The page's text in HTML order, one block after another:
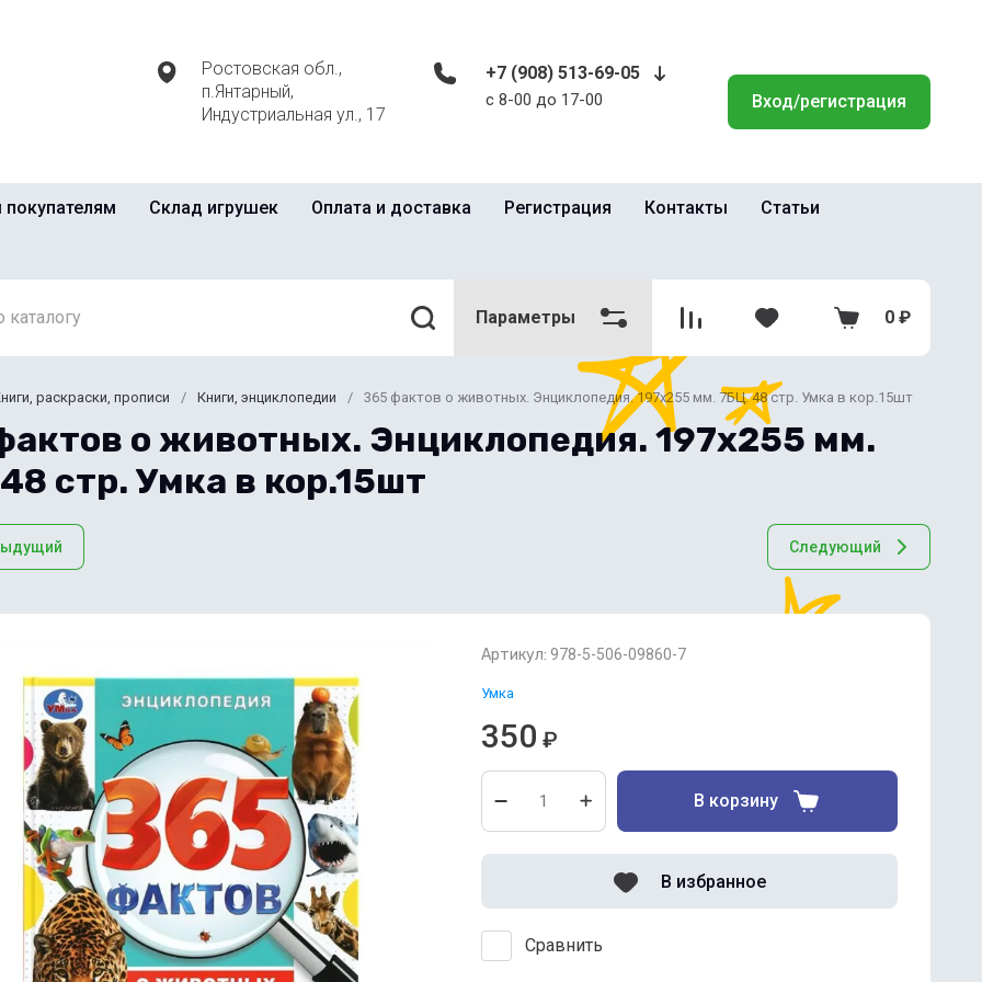
Ростовская обл.,
п.Янтарный,
Индустриальная ул., 17
+7 (908) 513-69-05
с 8-00 до 17-00 Вход/регистрация
Склад игрушек Оплата и доставка Регистрация Контакты Статьи
Параметры 0 ₽
раскраски, прописи / Книги, энциклопедии / 365 фактов о животных. Энциклопедия. 197х255 мм. 7БЦ. 48 стр. Умка в кор.15шт
о животных. Энциклопедия. 197х255 мм.
стр. Умка в кор.15шт
Следующий
Артикул: 978-5-506-09860-7
Умка
350 ₽
В корзину
Сравнить
В избранное